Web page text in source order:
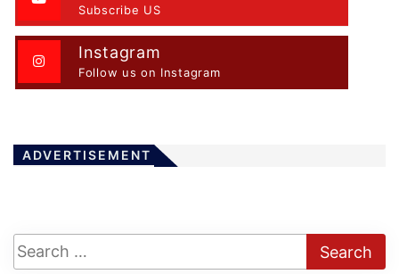
Subscribe US
Instagram
Follow us on Instagram
ADVERTISEMENT